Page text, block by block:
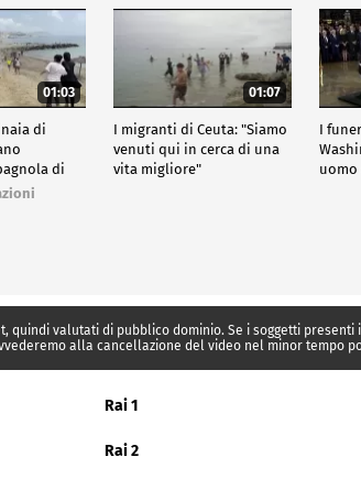
01:03
di
di
01:07
I migranti di Ceuta: "Siamo
venuti qui in cerca di una
vita migliore"
I
uomo
quindi valutati di pubblico dominio. Se i soggetti
alla cancellazione del video nel minor tempo
Rai 1
Rai 2